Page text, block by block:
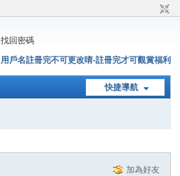
找回密碼
用戶名註冊完不可更改唷-註冊完才可觀賞福利
快捷導航
加為好友